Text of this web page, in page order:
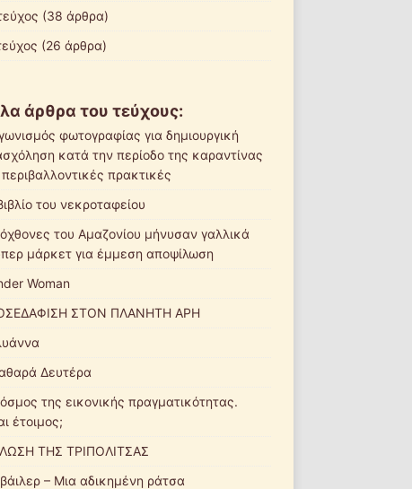
(38 άρθρα)
(26 άρθρα)
άρθρα του τεύχους:
φωτογραφίας για δημιουργική
κατά την περίοδο της καραντίνας
περιβαλλοντικές πρακτικές
του νεκροταφείου
του Αμαζονίου μήνυσαν γαλλικά
μάρκετ για έμμεση αποψίλωση
Woman
ΣΤΟΝ ΠΛΑΝΗΤΗ ΑΡΗ
Δευτέρα
της εικονικής πραγματικότητας.
έτοιμος;
ΤΗΣ ΤΡΙΠΟΛΙΤΣΑΣ
– Μια αδικημένη ράτσα